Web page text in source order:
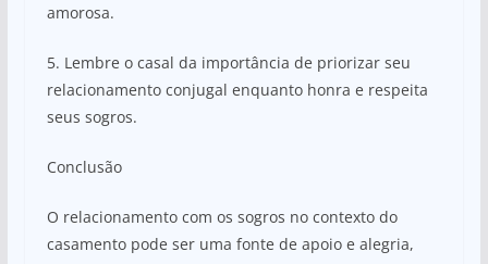
amorosa.
5. Lembre o casal da importância de priorizar seu
relacionamento conjugal enquanto honra e respeita
seus sogros.
Conclusão
O relacionamento com os sogros no contexto do
casamento pode ser uma fonte de apoio e alegria,